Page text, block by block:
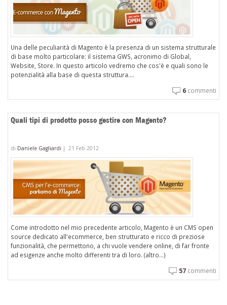
Una delle peculiarità di Magento è la presenza di un sistema strutturale
di base molto particolare: il sistema GWS, acronimo di Global,
Website, Store. In questo articolo vedremo che cos'è e quali sono le
potenzialità alla base di questa struttura....
6 commenti
Quali tipi di prodotto posso gestire con Magento?
di Daniele Gagliardi | 21 Feb 2012
Come introdotto nel mio precedente articolo, Magento è un CMS open
source dedicato all'ecommerce, ben strutturato e ricco di preziose
funzionalità, che permettono, a chi vuole vendere online, di far fronte
ad esigenze anche molto differenti tra di loro. (altro…)
57 commenti